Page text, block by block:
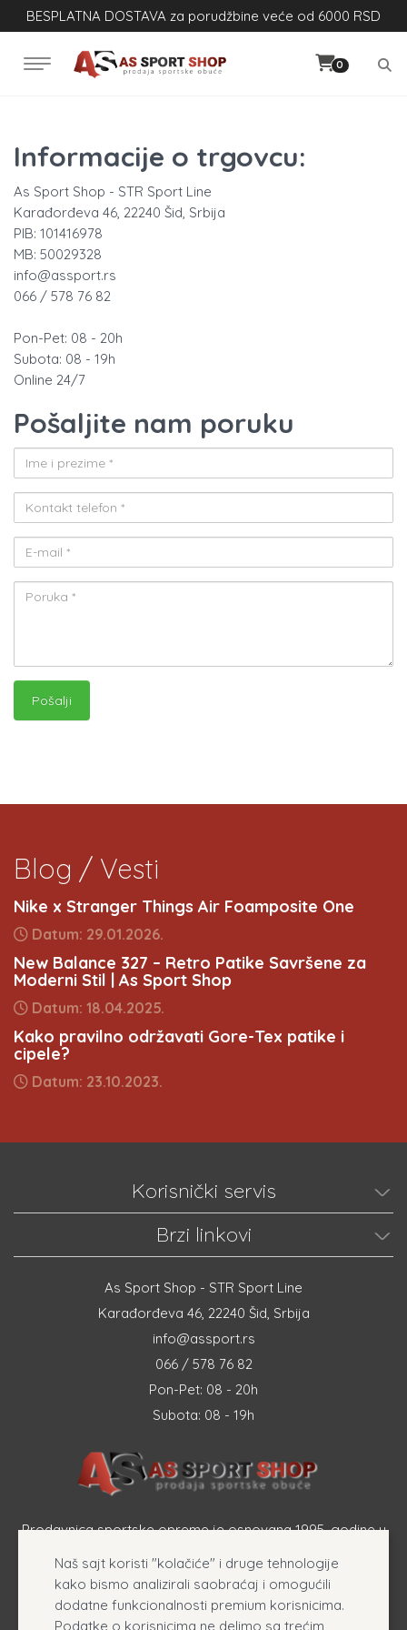
BESPLATNA DOSTAVA za porudžbine veće od 6000 RSD
0
Informacije o trgovcu:
As Sport Shop - STR Sport Line
Karađorđeva 46, 22240 Šid, Srbija
PIB: 101416978
MB: 50029328
info@assport.rs
066 / 578 76 82
Pon-Pet: 08 - 20h
Subota: 08 - 19h
Online 24/7
Pošaljite nam poruku
Pošalji
Blog / Vesti
Nike x Stranger Things Air Foamposite One
Datum: 29.01.2026.
New Balance 327 – Retro Patike Savršene za
Moderni Stil | As Sport Shop
Datum: 18.04.2025.
Kako pravilno održavati Gore-Tex patike i
cipele?
Datum: 23.10.2023.
Korisnički servis
Brzi linkovi
As Sport Shop - STR Sport Line
Karađorđeva 46, 22240 Šid, Srbija
info@assport.rs
066 / 578 76 82
Pon-Pet: 08 - 20h
Subota: 08 - 19h
Prodavnica sportske opreme je osnovana 1995. godine u
opreme, originalnih patika i sportske odeće online.
Naš sajt koristi "kolačiće" i druge tehnologije
kako bismo analizirali saobraćaj i omogućili
dodatne funkcionalnosti premium korisnicima.
Podatke o korisnicima ne delimo sa trećim